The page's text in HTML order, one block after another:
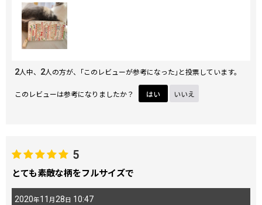
きないお嬢様かと思っていたら、実は…」という感じ。私の
手元に来てくれた可愛いお嬢様。大切に使っていこうと思い
ます。
2人中、 2人の方が、｢このレビューが参考になった｣と投票しています。
このレビューは参考になりましたか？ はい いいえ
5
とても素敵な柄をフルサイズで
2020年11 月 28日 10:47